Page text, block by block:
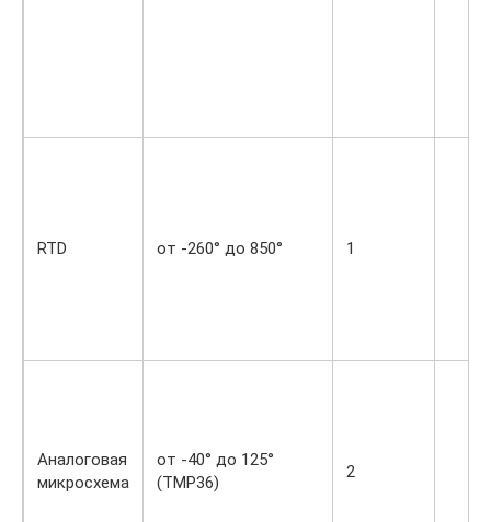
RTD от -260° до 850° 1
Аналоговая
микросхема
от -40° до 125°
(TMP36)
2